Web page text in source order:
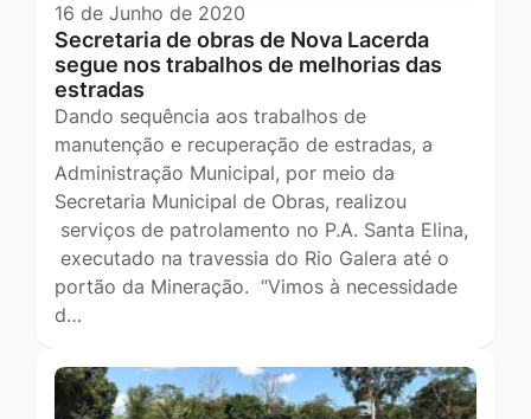
16 de Junho de 2020
Secretaria de obras de Nova Lacerda
segue nos trabalhos de melhorias das
estradas
Dando sequência aos trabalhos de
manutenção e recuperação de estradas, a
Administração Municipal, por meio da
Secretaria Municipal de Obras, realizou
serviços de patrolamento no P.A. Santa Elina,
executado na travessia do Rio Galera até o
portão da Mineração. “Vimos à necessidade
d…